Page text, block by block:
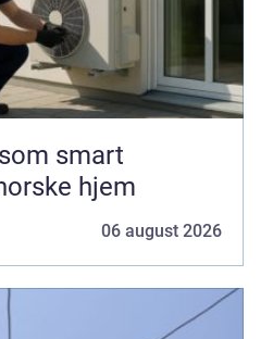
smart
hjem
06 august 2026